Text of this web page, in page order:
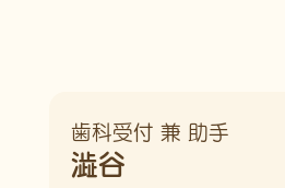
歯科受付 兼 助手
澁谷